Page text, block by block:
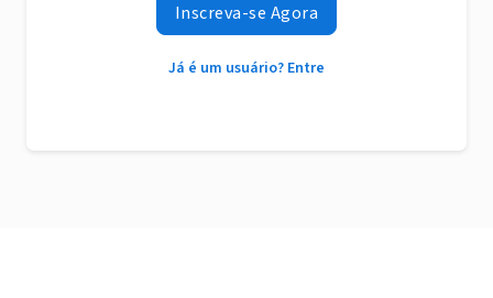
Inscreva-se Agora
Já é um usuário? Entre